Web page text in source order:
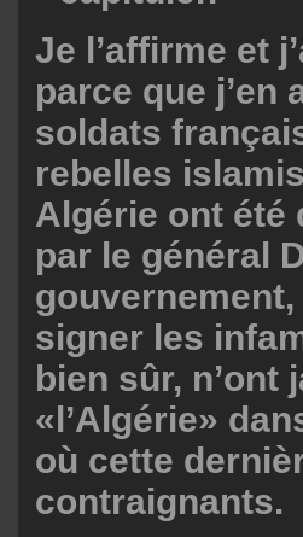
Je l’affirme et
parce que j’en
soldats
rebelles
Algérie ont été
par le général
signer les
bien sûr, n’ont
«l’Algérie»
où cette
contraignants.